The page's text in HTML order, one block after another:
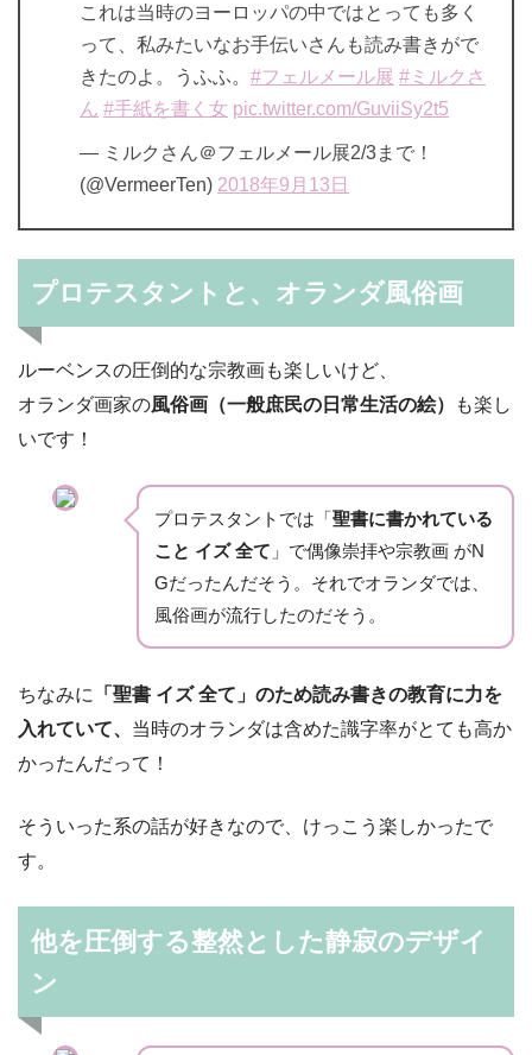
これは当時のヨーロッパの中ではとっても多く
って、私みたいなお手伝いさんも読み書きがで
きたのよ。うふふ。 #フェルメール展 # ミルクさ
ん #手紙を書く女 pic.twitter.com/GuviiSy2t5
— ミルクさん＠フェルメール展2/3まで！
(@VermeerTen) 2018年9 月 13 日
プロテスタントと、オランダ風俗画
ルーベンスの圧倒的な宗教画も楽しいけど、
オランダ画家の風俗画（一般庶民の日常生活の絵）
も楽し
いです！
プロテスタントでは「 聖書に書かれている
こと イズ 全て 」で偶像崇拝や宗教画 がN
Gだったんだそう。それでオランダでは、
風俗画が流行したのだそう。
ちなみに 「聖書 イズ 全て」のため読み書きの教育に力を
入れていて、 当時のオランダは含めた識字率がとても高か
かったんだって！
そういった系の話が好きなので、けっこう楽しかったで
す。
他を圧倒する整然とした静寂のデザイ
ン